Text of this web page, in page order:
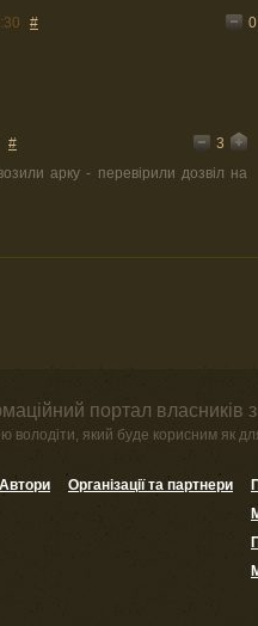
#
0
#
3
арку - перевірили дозвіл на
портал власників
який буде корисним як для
Автори Організації та партнери